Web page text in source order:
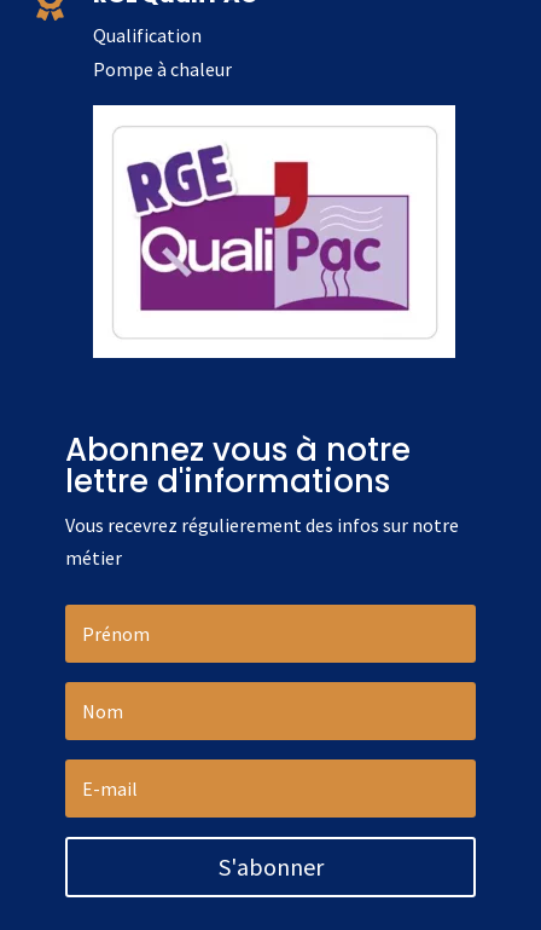
Qualification
Pompe à chaleur
Abonnez vous à notre
lettre d'informations
Vous recevrez régulierement des infos sur notre
métier
S'abonner